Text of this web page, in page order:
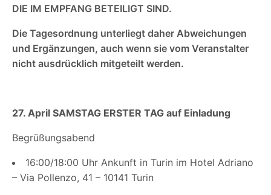
DIE IM EMPFANG BETEILIGT SIND.
Die Tagesordnung unterliegt daher Abweichungen
und Ergänzungen, auch wenn sie vom Veranstalter
nicht ausdrücklich mitgeteilt werden.
27. April SAMSTAG ERSTER TAG auf Einladung
Begrüßungsabend
16:00/18:00 Uhr Ankunft in Turin im Hotel Adriano
– Via Pollenzo, 41 – 10141 Turin